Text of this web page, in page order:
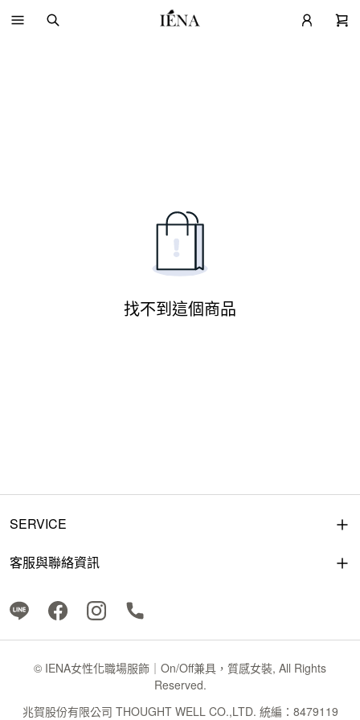
找不到這個商品
SERVICE
客服與聯絡資訊
© IENA女性化職場服飾｜On/Off兼具，質感女裝, All Rights
Reserved.
兆賀股份有限公司 THOUGHT WELL CO.,LTD. 統編：8479119